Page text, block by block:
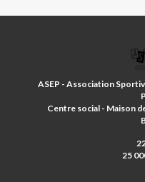
ASEP - Association
Centre social - Maison
25